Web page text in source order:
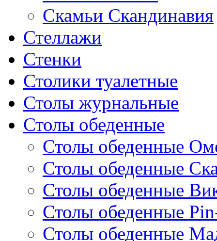
Скамьи Скандинавия
Стеллажи
Стенки
Столики туалетные
Столы журнальные
Столы обеденные
Столы обеденные
Столы обеденные
Столы обеденные
Столы обеденные
Столы обеденные